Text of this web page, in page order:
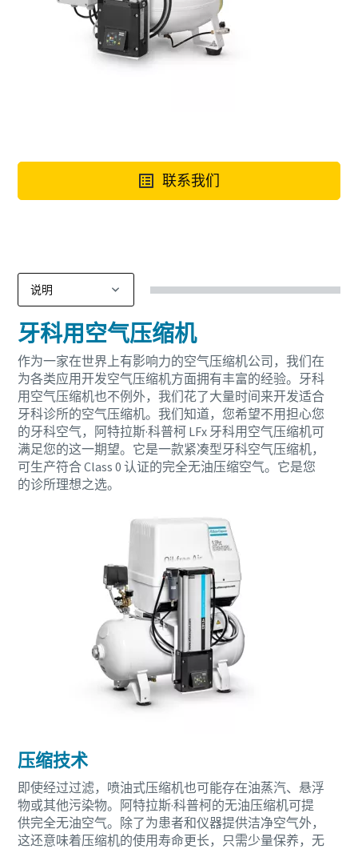
您需要了解的一切关于气力输送流程的信息
了解如何创建效率更高的气力输送流程。
联系我们
牙科用空气压缩机
作为一家在世界上有影响力的空气压缩机公司，我们在
为各类应用开发空气压缩机方面拥有丰富的经验。牙科
用空气压缩机也不例外，我们花了大量时间来开发适合
牙科诊所的空气压缩机。我们知道，您希望不用担心您
的牙科空气，阿特拉斯·科普柯 LFx 牙科用空气压缩机可
满足您的这一期望。它是一款紧凑型牙科空气压缩机，
可生产符合 Class 0 认证的完全无油压缩空气。它是您
的诊所理想之选。
压缩技术
即使经过过滤，喷油式压缩机也可能存在油蒸汽、悬浮
物或其他污染物。阿特拉斯·科普柯的无油压缩机可提
供完全无油空气。除了为患者和仪器提供洁净空气外，
这还意味着压缩机的使用寿命更长，只需少量保养，无